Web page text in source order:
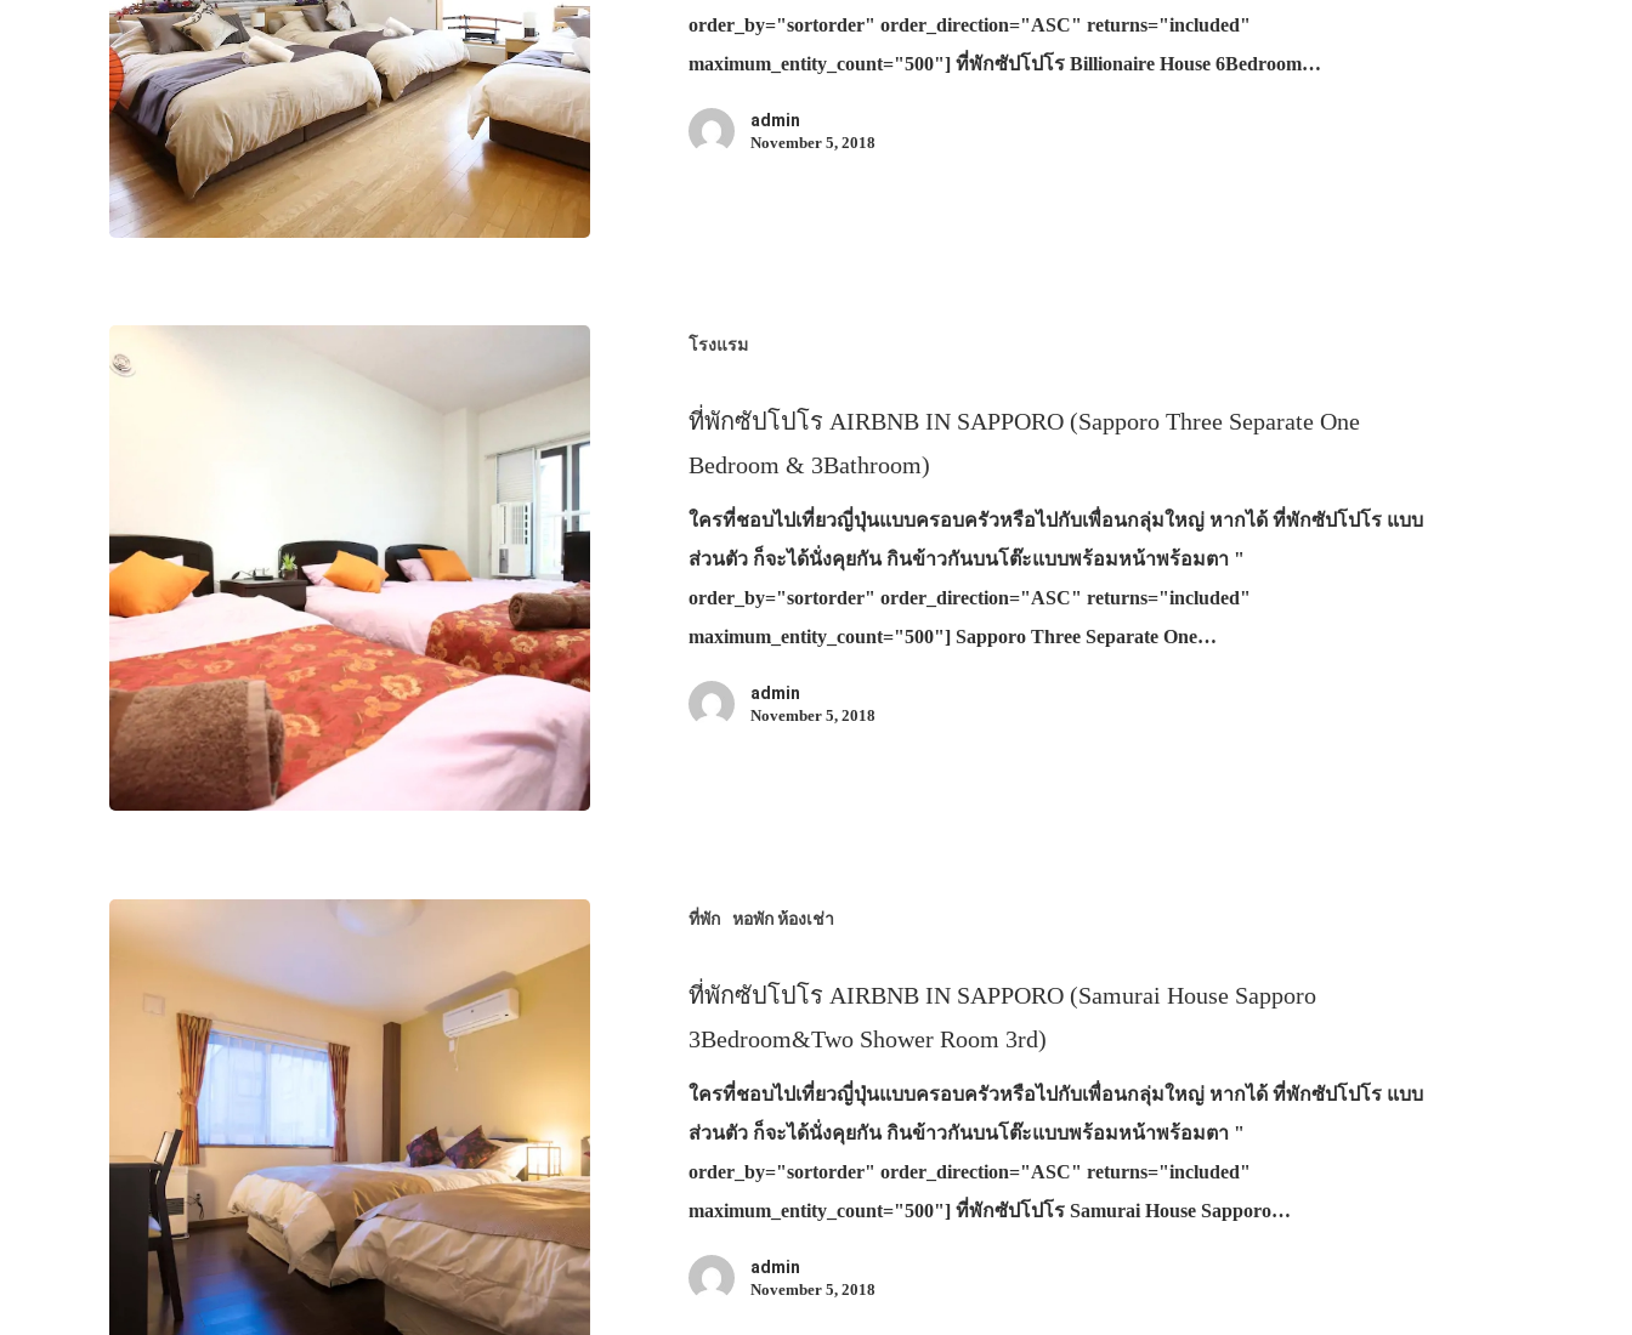
order_by="sortorder" order_direction="ASC" returns="included"
maximum_entity_count="500"] ที่พักซัปโปโร Billionaire House 6Bedroom…
admin
November 5, 2018
โรงแรม
ที่พักซัปโปโร AIRBNB IN SAPPORO (Sapporo Three Separate One
Bedroom & 3Bathroom)
ใครที่ชอบไปเที่ยวญี่ปุ่นแบบครอบครัวหรือไปกับเพื่อนกลุ่มใหญ่ หากได้ ที่พักซัปโปโร แบบ
ส่วนตัว ก็จะได้นั่งคุยกัน กินข้าวกันบนโต๊ะแบบพร้อมหน้าพร้อมตา "
order_by="sortorder" order_direction="ASC" returns="included"
maximum_entity_count="500"] Sapporo Three Separate One…
admin
November 5, 2018
ที่พัก หอพัก ห้องเช่า
ที่พักซัปโปโร AIRBNB IN SAPPORO (Samurai House Sapporo
3Bedroom&Two Shower Room 3rd)
ใครที่ชอบไปเที่ยวญี่ปุ่นแบบครอบครัวหรือไปกับเพื่อนกลุ่มใหญ่ หากได้ ที่พักซัปโปโร แบบ
ส่วนตัว ก็จะได้นั่งคุยกัน กินข้าวกันบนโต๊ะแบบพร้อมหน้าพร้อมตา "
order_by="sortorder" order_direction="ASC" returns="included"
maximum_entity_count="500"] ที่พักซัปโปโร Samurai House Sapporo…
admin
November 5, 2018